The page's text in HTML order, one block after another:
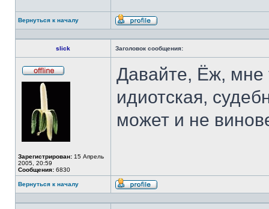
Вернуться к началу
Профиль
slick Заголовок сообщения:
Зарегистрирован: 15 Апрель
2005, 20:59
Сообщения: 6830
Давайте, Ёж, мне
идиотская,
может и не
Вернуться к началу
Профиль